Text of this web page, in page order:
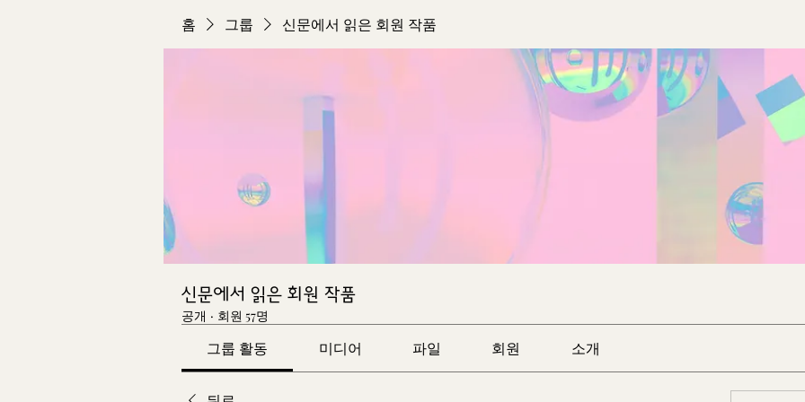
홈 그룹 신문에서 읽은 회원 작품
신문에서 읽은 회원 작품
공개 · 회원 57명
그룹 활동 미디어 파일 회원 소개